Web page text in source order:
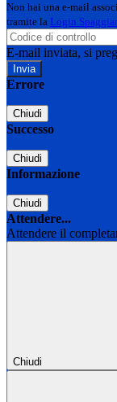
Non hai una e-mail
tramite la Login
E-mail inviata, si
Errore
Chiudi
Successo
Chiudi
Informazione
Chiudi
Attendere...
Attendere il
Chiudi